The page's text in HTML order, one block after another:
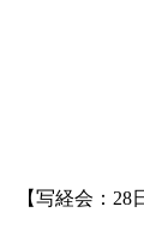
【写経会：